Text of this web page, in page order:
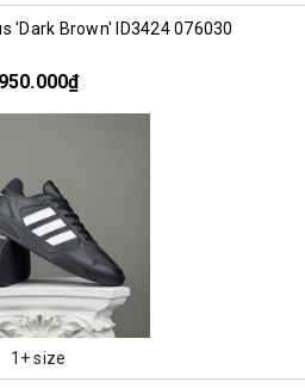
'Dark Brown' ID3424 076030
950.000₫
1+ size